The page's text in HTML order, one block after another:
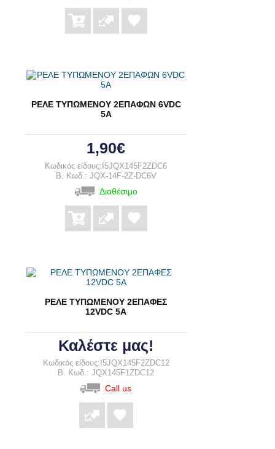
ΡΕΛΕ ΤΥΠΩΜΕΝΟΥ 2ΕΠΑΦΩΝ 6VDC
5A
1,90€
Κωδικός είδους:I5JQX145F2ZDC6
B. Κωδ.: JQX-14F-2Z-DC6V
Διαθέσιμο
ΡΕΛΕ ΤΥΠΩΜΕΝΟΥ 2ΕΠΑΦΕΣ
12VDC 5A
Καλέστε μας!
Κωδικός είδους:I5JQX145F2ZDC12
B. Κωδ.: JQX145F1ZDC12
Call us